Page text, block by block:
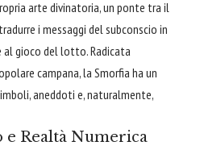
arte divinatoria, un ponte tra il
i messaggi del subconscio in
gioco del lotto. Radicata
campana, la Smorfia ha un
aneddoti e, naturalmente,
e Realtà Numerica